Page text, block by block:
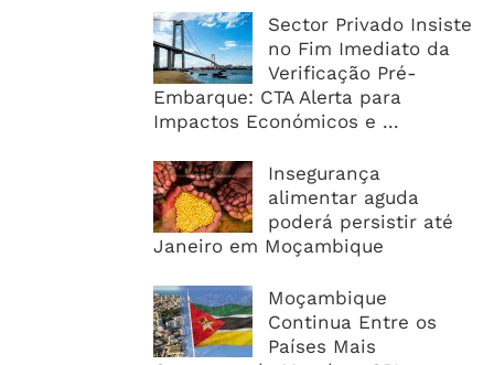
Sector Privado Insiste
no Fim Imediato da
Verificação Pré-
Embarque: CTA Alerta para
Impactos Económicos e ...
Insegurança
alimentar aguda
poderá persistir até
Janeiro em Moçambique
Moçambique
Continua Entre os
Países Mais